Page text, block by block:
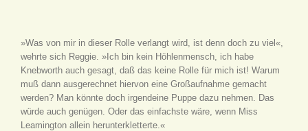
»Was von mir in dieser Rolle verlangt wird, ist denn doch zu viel«,
wehrte sich Reggie. »Ich bin kein Höhlenmensch, ich habe
Knebworth auch gesagt, daß das keine Rolle für mich ist! Warum
muß dann ausgerechnet hiervon eine Großaufnahme gemacht
werden? Man könnte doch irgendeine Puppe dazu nehmen. Das
würde auch genügen. Oder das einfachste wäre, wenn Miss
Leamington allein herunterkletterte.«